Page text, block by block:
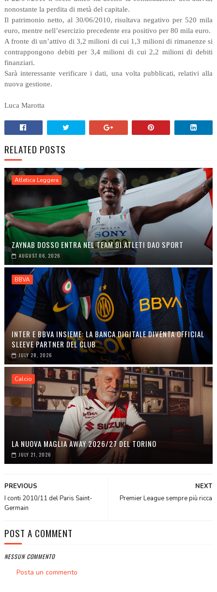
nonostante la perdita di metà del capitale.
Il patrimonio netto, al 30/06/2010, risultava negativo per 520 mila
euro, mentre nell’esercizio precedente era positivo per 80 mila euro.
A fronte di un’attivo di 3,2 milioni di cui 1,3 milioni di rimanenze si
contrappongono debiti per 3,4 milioni di cui 2,2 milioni di debiti
finanziari.
Sarà interessante verificare i dati, una volta pubblicati, relativi alla
nuova gestione.
Luca Marotta
RELATED POSTS
Atletica Leggera
ZAYNAB DOSSO ENTRA NEL TEAM DI ATLETI DAO SPORT
AUGUST 06, 2026
BBVA
INTER E BBVA INSIEME: LA BANCA DIGITALE DIVENTA OFFICIAL
SLEEVE PARTNER DEL CLUB
JULY 28, 2026
Calcio
LA NUOVA MAGLIA AWAY 2026/27 DEL TORINO
JULY 21, 2026
NEXT
Premier League sempre più ricca
PREVIOUS
I conti 2010/11 del Paris Saint-
Germain
POST A COMMENT
NESSUN COMMENTO
Posta un commento